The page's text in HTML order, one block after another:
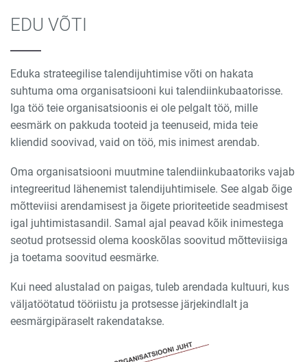
EDU VÕTI
Eduka strateegilise talendijuhtimise võti on hakata
suhtuma oma organisatsiooni kui talendiinkubaatorisse.
Iga töö teie organisatsioonis ei ole pelgalt töö, mille
eesmärk on pakkuda tooteid ja teenuseid, mida teie
kliendid soovivad, vaid on töö, mis inimest arendab.
Oma organisatsiooni muutmine talendiinkubaatoriks vajab
integreeritud lähenemist talendijuhtimisele. See algab õige
mõtteviisi arendamisest ja õigete prioriteetide seadmisest
igal juhtimistasandil. Samal ajal peavad kõik inimestega
seotud protsessid olema kooskõlas soovitud mõtteviisiga
ja toetama soovitud eesmärke.
Kui need alustalad on paigas, tuleb arendada kultuuri, kus
väljatöötatud tööriistu ja protsesse järjekindlalt ja
eesmärgipäraselt rakendatakse.